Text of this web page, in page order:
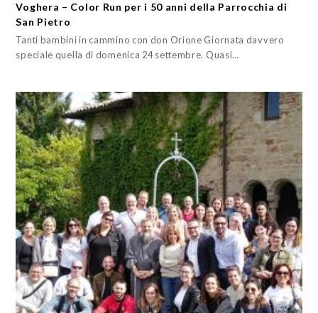
Voghera – Color Run per i 50 anni della Parrocchia di
San Pietro
Tanti bambini in cammino con don Orione Giornata davvero
speciale quella di domenica 24 settembre. Quasi…